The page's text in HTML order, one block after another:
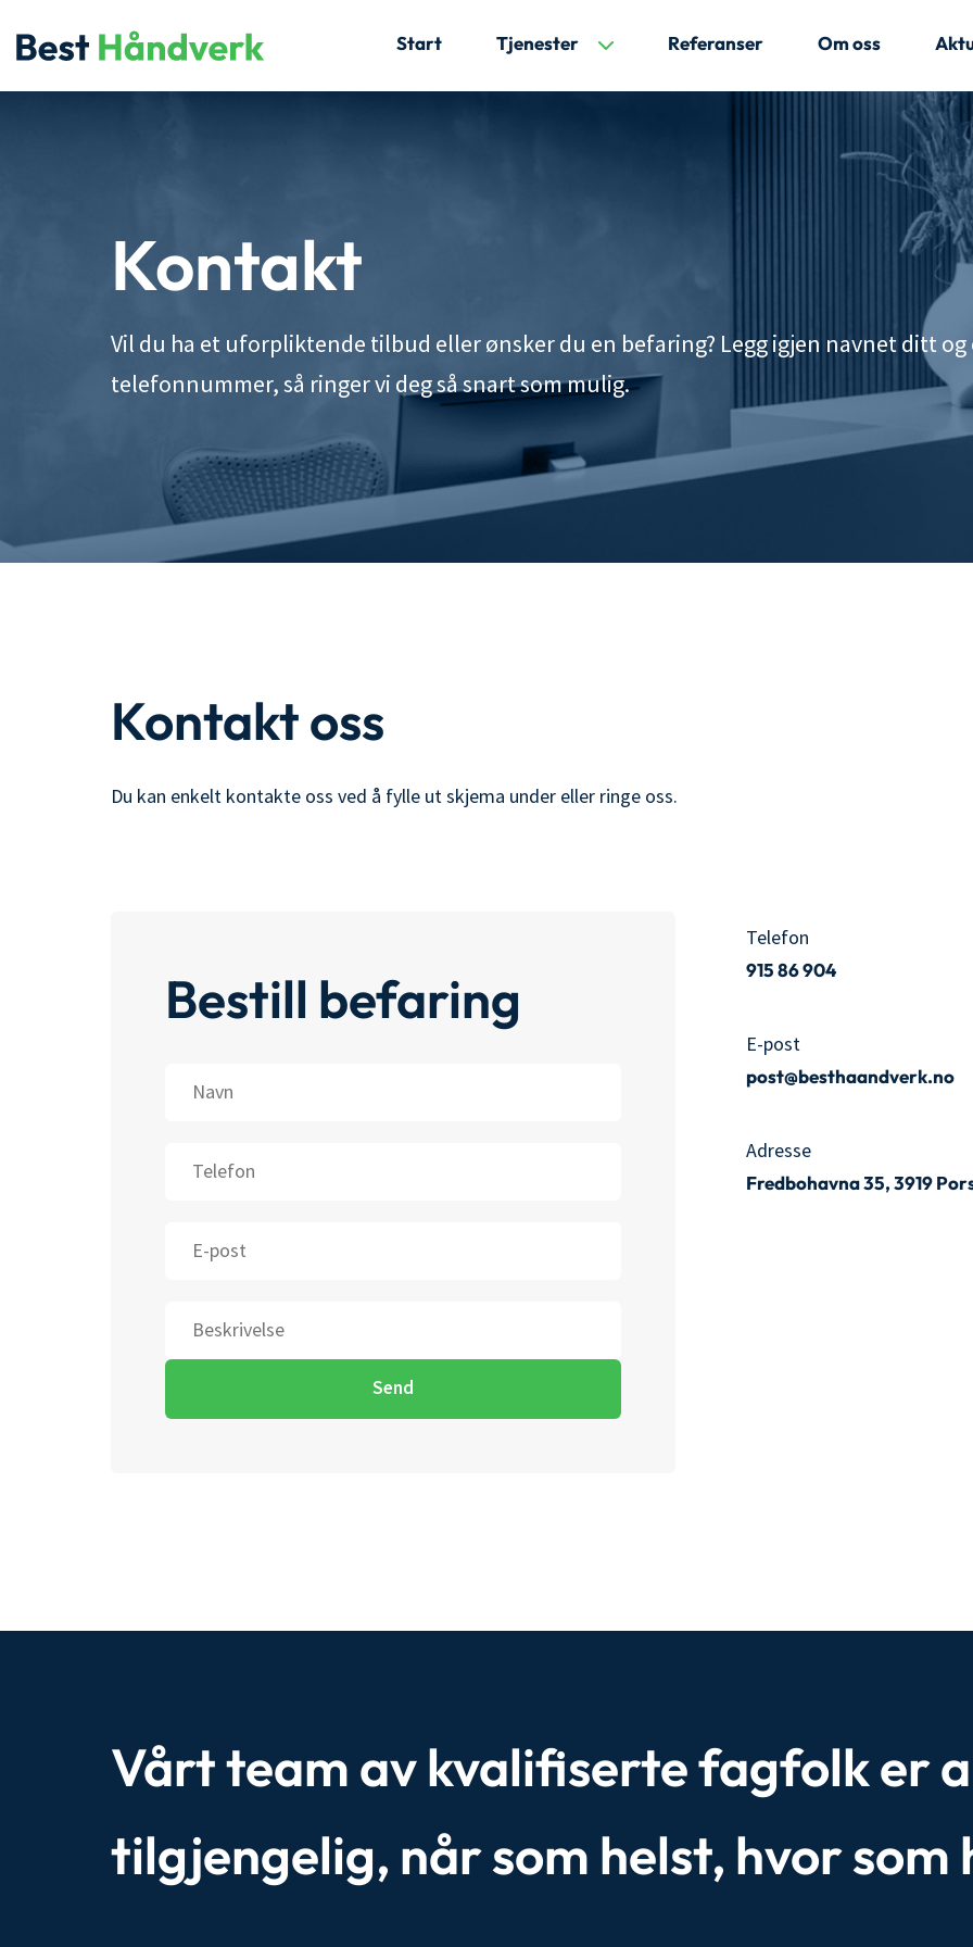
Start Tjenester Referanser Om oss
Kontakt
Vil du ha et uforpliktende tilbud eller ønsker du en befaring? Legg igjen navnet ditt og
telefonnummer, så ringer vi deg så snart som mulig.
Kontakt oss
Du kan enkelt kontakte oss ved å fylle ut skjema under eller ringe oss.
Bestill befaring
Telefon
915 86 904
E-post
post@besthaandverk.no
Adresse
Fredbohavna 35, 3919
Vårt team av kvalifiserte fagfolk er
tilgjengelig, når som helst, hvor som